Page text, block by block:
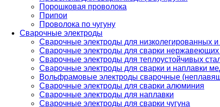
Порошковая проволока
Припои
Проволока по чугуну
Сварочные электроды
Сварочные электроды для низколегированных и
Сварочные электроды для сварки
Сварочные электроды для теплоустойчивых
Сварочные электроды для сварки и наплавки
Вольфрамовые электроды сварочные
Сварочные электроды для сварки алюминия
Сварочные электроды для наплавки
Сварочные электроды для сварки чугуна